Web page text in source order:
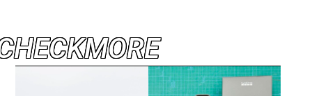
HECKMORE